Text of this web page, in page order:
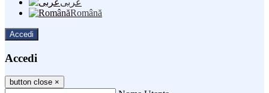
عربى
Română
Accedi
Accedi
button close ×